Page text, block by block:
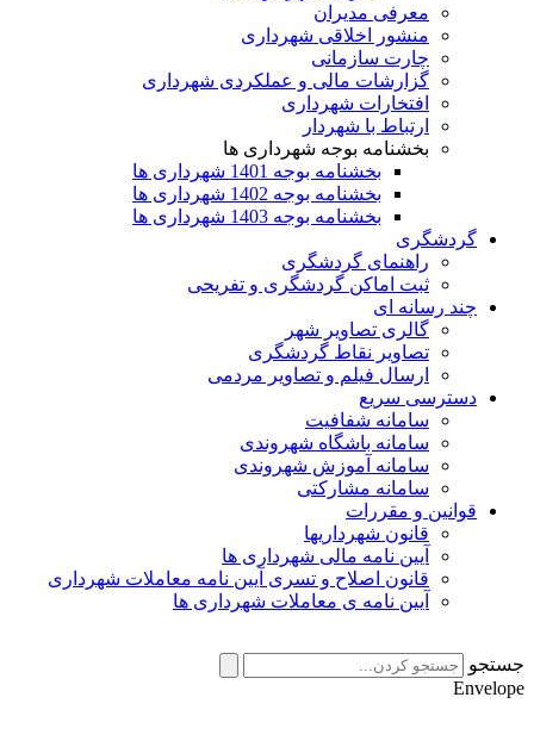
معرفی مدیران
منشور اخلاقی شهرداری
چارت سازمانی
گزارشات مالی و عملکردی شهرداری
افتخارات شهرداری
ارتباط با شهردار
بخشنامه بوجه شهرداری ها
بخشنامه بوجه 1401 شهرداری ها
بخشنامه بوجه 1402 شهرداری ها
بخشنامه بوجه 1403 شهرداری ها
گردشگری
راهنمای گردشگری
ثبت اماکن گردشگری و تفریحی
چند رسانه ای
گالری تصاویر شهر
تصاویر نقاط گردشگری
ارسال فیلم و تصاویر مردمی
دسترسی سریع
سامانه شفافیت
سامانه باشگاه شهروندی
سامانه آموزش شهروندی
سامانه مشارکتی
قوانین و مقررات
قانون شهرداریها
آیین نامه مالی شهرداری ها
قانون اصلاح و تسری آیین نامه معاملات شهرداری
آیین نامه ی معاملات شهرداری ها
جستجو
Envelope